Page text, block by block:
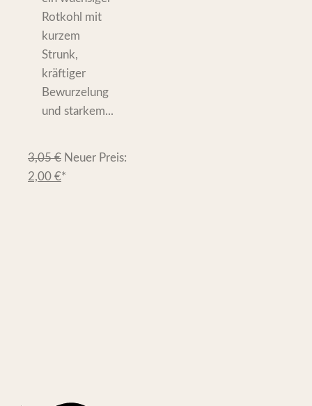
Rotkohl mit
kurzem
Strunk,
kräftiger
Bewurzelung
und starkem...
3,05€ Neuer Preis:
2,00 €*